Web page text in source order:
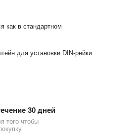
как в стандартном
для установки DIN-рейки
30 дней
того чтобы